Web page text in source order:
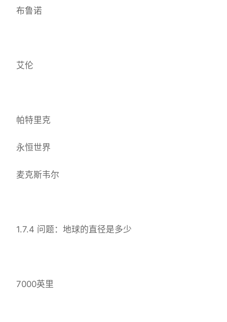
布鲁诺
艾伦
帕特里克
永恒世界
麦克斯韦尔
1.7.4 问题：地球的直径是多少
7000英里